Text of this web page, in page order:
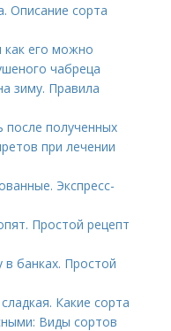
Описание сорта
как его можно
чабреца
зиму. Правила
после полученных
при лечении
Экспресс-
Простой рецепт
банках. Простой
Какие сорта
Виды сортов